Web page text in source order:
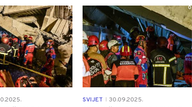
0
SVIJET 30.09.2025.
0